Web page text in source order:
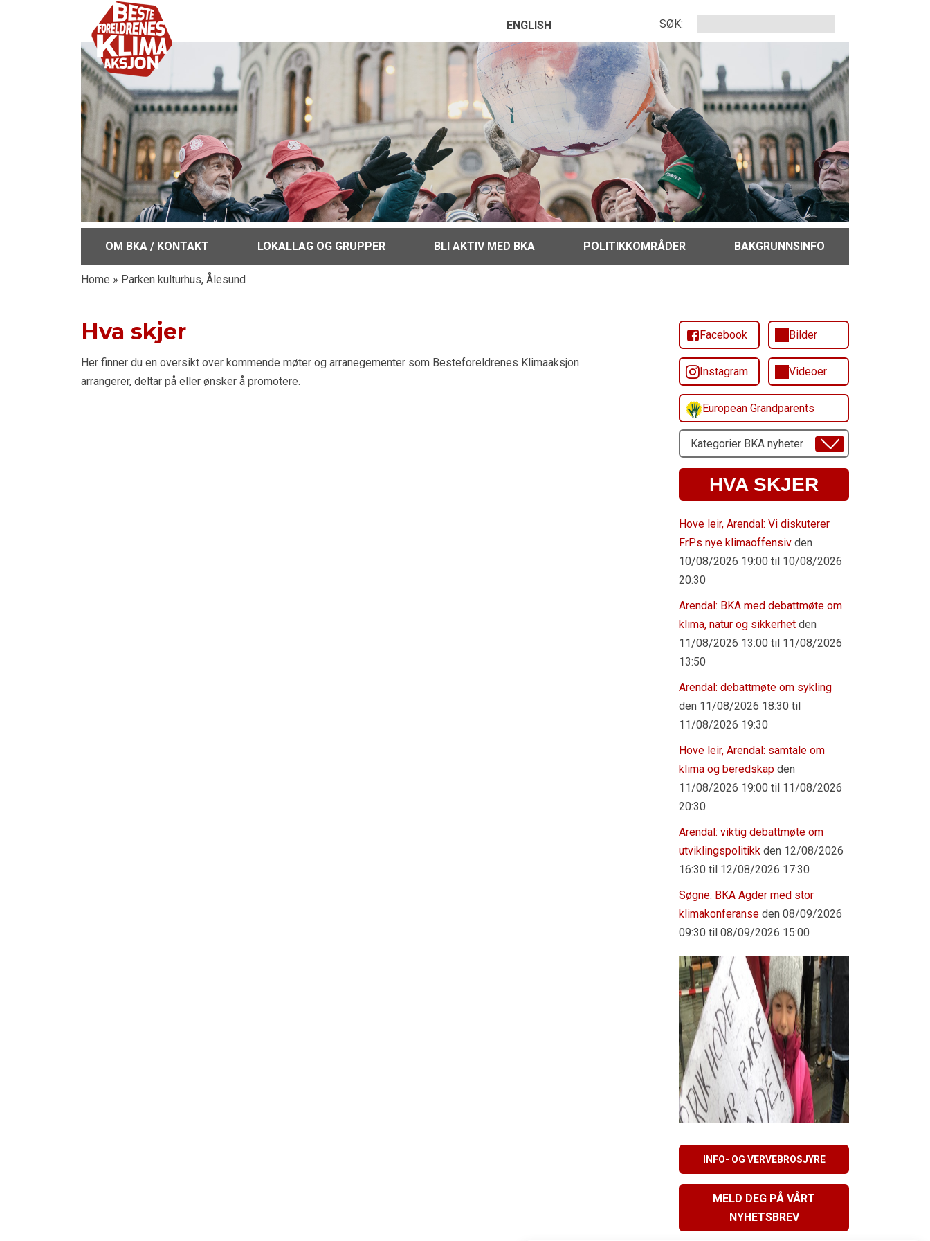
ENGLISH SØK:
OM BKA / KONTAKT LOKALLAG OG GRUPPER BLI AKTIV MED BKA POLITIKKOMRÅDER BAKGRUNNSINFO
Home » Parken kulturhus, Ålesund
Hva skjer
Her finner du en oversikt over kommende møter og arranegementer som Besteforeldrenes Klimaaksjon
arrangerer, deltar på eller ønsker å promotere.
Facebook Bilder
Instagram Videoer
European Grandparents
Velg
Emne
HVA SKJER
Hove leir, Arendal: Vi diskuterer
FrPs nye klimaoffensiv den
10/08/2026 19:00 til 10/08/2026
20:30
Arendal: BKA med debattmøte om
klima, natur og sikkerhet den
11/08/2026 13:00 til 11/08/2026
13:50
Arendal: debattmøte om sykling
den 11/08/2026 18:30 til
11/08/2026 19:30
Hove leir, Arendal: samtale om
klima og beredskap den
11/08/2026 19:00 til 11/08/2026
20:30
Arendal: viktig debattmøte om
utviklingspolitikk den 12/08/2026
16:30 til 12/08/2026 17:30
Søgne: BKA Agder med stor
klimakonferanse den 08/09/2026
09:30 til 08/09/2026 15:00
INFO- OG VERVEBROSJYRE
MELD DEG PÅ VÅRT
NYHETSBREV